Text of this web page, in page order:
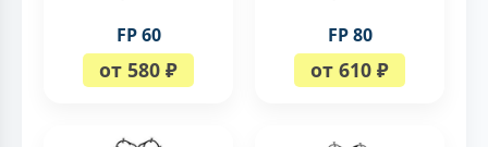
FP 60
от 580 ₽
FP 80
от 610 ₽